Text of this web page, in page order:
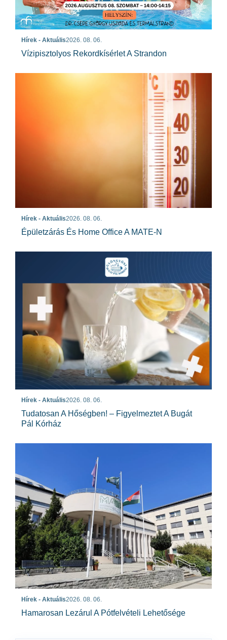
Hírek - Aktuális2026. 08. 06.
Vízipisztolyos Rekordkísérlet A Strandon
Hírek - Aktuális2026. 08. 06.
Épületzárás És Home Office A MATE-N
Hírek - Aktuális2026. 08. 06.
Tudatosan A Hőségben! – Figyelmeztet A Bugát
Pál Kórház
Hírek - Aktuális2026. 08. 06.
Hamarosan Lezárul A Pótfelvételi Lehetősége